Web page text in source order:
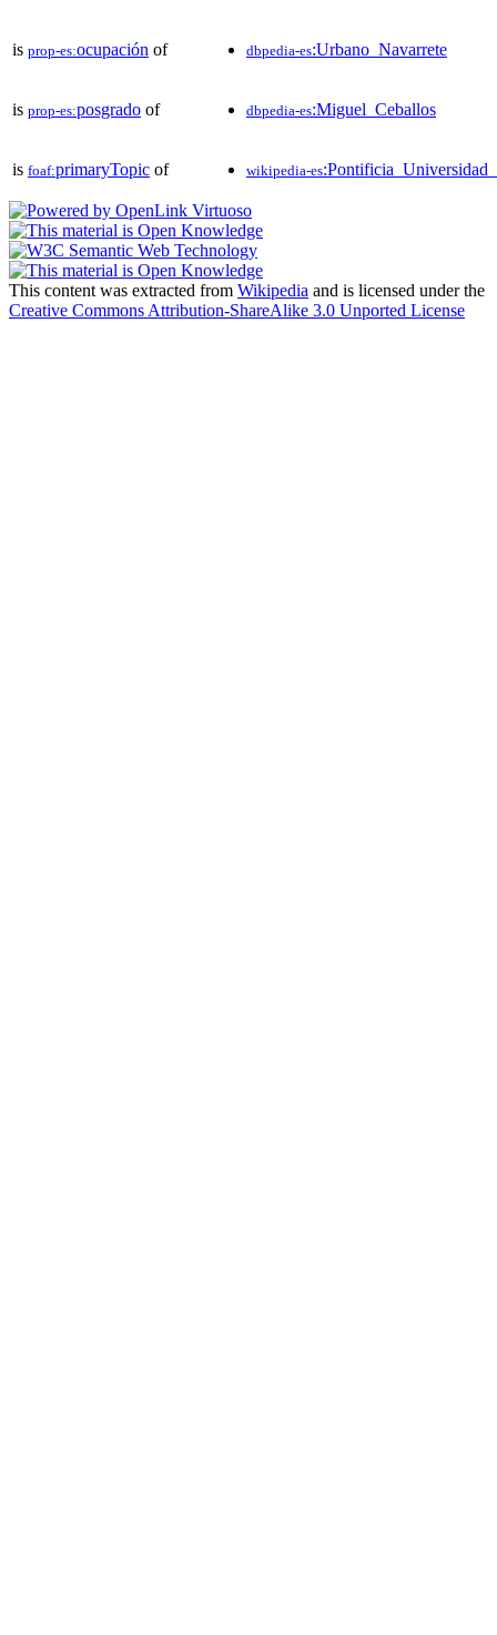
is prop-es:ocupación of dbpedia-es:Urbano_Navarrete
is prop-es:posgrado of dbpedia-es:Miguel_Ceballos
is foaf:primaryTopic of wikipedia-es
This content was extracted from Wikipedia and is licensed under the
Creative Commons Attribution-ShareAlike 3.0 Unported License